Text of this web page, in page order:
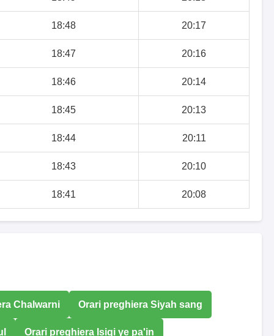
18:48 20:17
18:47 20:16
18:46 20:14
18:45 20:13
18:44 20:11
18:43 20:10
18:41 20:08
Chalwarni Orari preghiera Siyah sang
Orari preghiera Isiqi ye pa'in